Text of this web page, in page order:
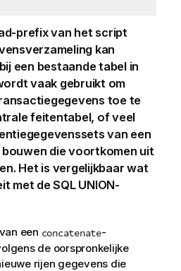
prefix van het script
kan
een bestaande tabel in
vaak gebruikt om
toe te
feitentabel, of veel
van een
die voortkomen uit
Het is vergelijkbaar wat
met de SQL UNION-
een concatenate-
de oorspronkelijke
rijen gegevens die